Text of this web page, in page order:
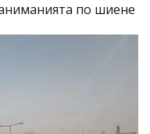
по шиене